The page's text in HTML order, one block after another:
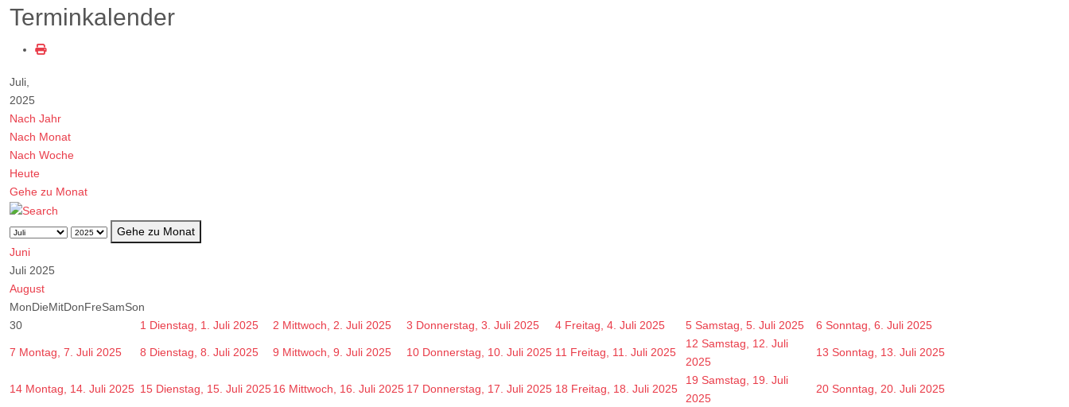
Terminkalender
Juli,
2025
Nach Jahr
Nach Monat
Nach Woche
Heute
Gehe zu Monat
Gehe zu Monat
Juni
Juli 2025
August
MonDieMitDonFreSamSon
30
1 Dienstag, 1. Juli 2025 2 Mittwoch, 2. Juli 2025 3 Donnerstag, 3. Juli 2025 4 Freitag, 4. Juli 2025 5 Samstag, 5. Juli 2025 6 Sonntag, 6. Juli 2025
7 Montag, 7. Juli 2025 8 Dienstag, 8. Juli 2025 9 Mittwoch, 9. Juli 2025 10 Donnerstag, 10. Juli 2025 11 Freitag, 11. Juli 2025
12 Samstag, 12. Juli
2025
13 Sonntag, 13. Juli 2025
14 Montag, 14. Juli 2025 15 Dienstag, 15. Juli 202516 Mittwoch, 16. Juli 2025 17 Donnerstag, 17. Juli 2025 18 Freitag, 18. Juli 2025
19 Samstag, 19. Juli
2025
20 Sonntag, 20. Juli 2025